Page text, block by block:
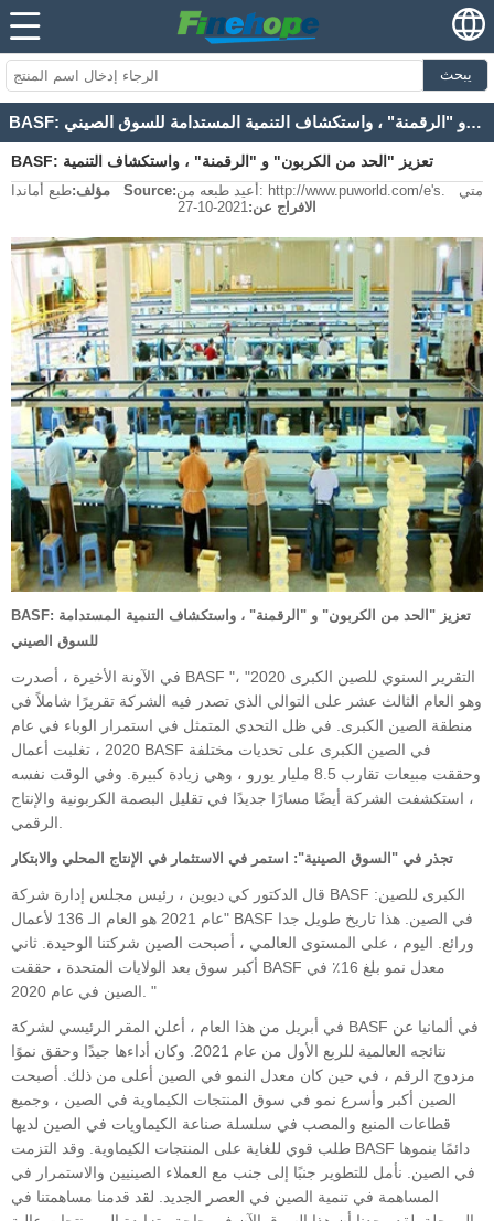
يبحث
BASF: تعزيز "الحد من الكربون" و "الرقمنة" ، واستكشاف التنمية المستدامة للسوق الصيني
BASF: تعزيز "الحد من الكربون" و "الرقمنة" ، واستكشاف التنمية
المستدامة للسوق الصيني
مؤلف:طبع أماندا Source:
أعيد طبعه من: http://www.puworld.com/e's. متي
الافراج عن:2021-10-27
BASF: تعزيز "الحد من الكربون" و "الرقمنة" ، واستكشاف التنمية المستدامة
للسوق الصيني
في الآونة الأخيرة ، أصدرت BASF "التقرير السنوي للصين الكبرى 2020" ،
وهو العام الثالث عشر على التوالي الذي تصدر فيه الشركة تقريرًا شاملاً في
منطقة الصين الكبرى. في ظل التحدي المتمثل في استمرار الوباء في عام
2020 ، تغلبت أعمال BASF في الصين الكبرى على تحديات مختلفة
وحققت مبيعات تقارب 8.5 مليار يورو ، وهي زيادة كبيرة. وفي الوقت نفسه
، استكشفت الشركة أيضًا مسارًا جديدًا في تقليل البصمة الكربونية والإنتاج
تجذر في "السوق الصينية": استمر في الاستثمار في الإنتاج المحلي والابتكار
قال الدكتور كي ديوين ، رئيس مجلس إدارة شركة BASF الكبرى للصين:
"عام 2021 هو العام الـ 136 لأعمال BASF في الصين. هذا تاريخ طويل جدا
ورائع. اليوم ، على المستوى العالمي ، أصبحت الصين شركتنا الوحيدة. ثاني
أكبر سوق بعد الولايات المتحدة ، حققت BASF معدل نمو بلغ 16٪ في
الصين في عام 2020. "
في أبريل من هذا العام ، أعلن المقر الرئيسي لشركة BASF في ألمانيا عن
نتائجه العالمية للربع الأول من عام 2021. وكان أداءها جيدًا وحقق نموًا
مزدوج الرقم ، في حين كان معدل النمو في الصين أعلى من ذلك. أصبحت
الصين أكبر وأسرع نمو في سوق المنتجات الكيماوية في الصين ، وجميع
قطاعات المنبع والمصب في سلسلة صناعة الكيماويات في الصين لديها
طلب قوي للغاية على المنتجات الكيماوية. وقد التزمت BASF دائمًا بنموها
في الصين. نأمل للتطوير جنبًا إلى جنب مع العملاء الصينيين والاستمرار في
المساهمة في تنمية الصين في العصر الجديد. لقد قدمنا ​​مساهمتنا في